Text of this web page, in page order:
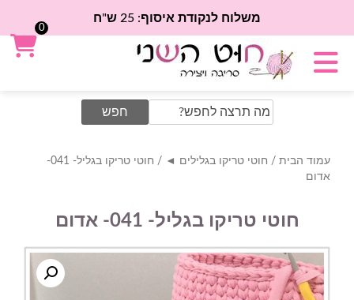
משלוח לנקודת איסוף: 25 ש"ח
Search
for:
עמוד הבית / חוטי טריקו בגלילים ◄
/ חוטי טריקו בגליל- 041-
אדום
חוטי טריקו בגליל- 041- אדום
0